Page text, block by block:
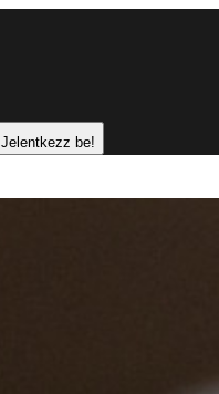
Jelentkezz be!